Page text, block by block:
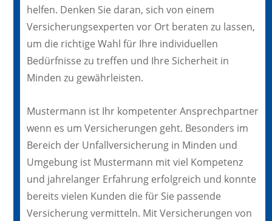
helfen. Denken Sie daran, sich von einem
Versicherungsexperten vor Ort beraten zu lassen,
um die richtige Wahl für Ihre individuellen
Bedürfnisse zu treffen und Ihre Sicherheit in
Minden zu gewährleisten.
Mustermann ist Ihr kompetenter Ansprechpartner
wenn es um Versicherungen geht. Besonders im
Bereich der Unfallversicherung in Minden und
Umgebung ist Mustermann mit viel Kompetenz
und jahrelanger Erfahrung erfolgreich und konnte
bereits vielen Kunden die für Sie passende
Versicherung vermitteln. Mit Versicherungen von